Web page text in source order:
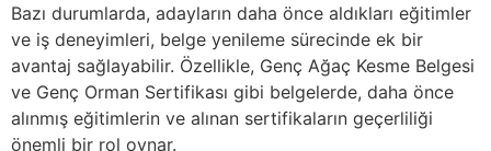
Bazı durumlarda, adayların daha önce aldıkları eğitimler
ve iş deneyimleri, belge yenileme sürecinde ek bir
avantaj sağlayabilir. Özellikle, Genç Ağaç Kesme Belgesi
ve Genç Orman Sertifikası gibi belgelerde, daha önce
alınmış eğitimlerin ve alınan sertifikaların geçerliliği
önemli bir rol oynar.